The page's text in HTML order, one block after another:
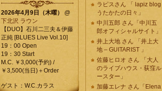
2026年4月9日（木曜）
@
下北沢 ラウン
【DUO】石川二三夫＆伊藤
正純 [BLUES Live Vol.10]
19：00 Open
19：30 Start
M.C. ￥3,000(予約) /
￥3,500(当日)＋Order
ゲスト：W.C.カラス
ラピスさん 「 lapiz blog
うたかたの日々」
中川五郎 さん「中川五
郎オフィシャルサイト」
井上大地 さん 「井上大
地 – GUITARIST 」
佐藤ヒロオ さん 「大人
のライブハウス・荻窪ル
ースター」
加藤エレナ さん「Elena